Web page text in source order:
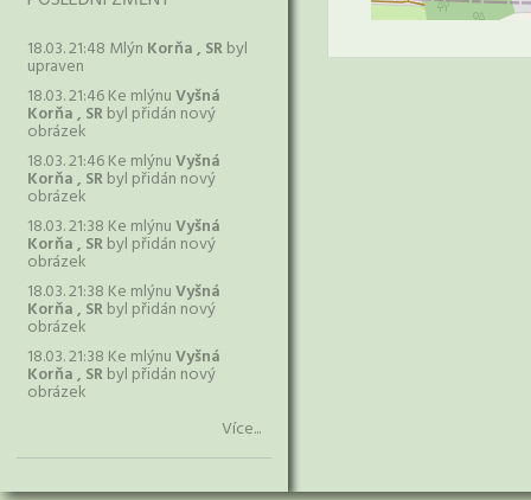
18.03. 21:48 Mlýn Korňa , SRbyl
upraven
18.03. 21:46 Ke mlýnuVyšná
Korňa , SRbyl přidán nový
obrázek
18.03. 21:46 Ke mlýnuVyšná
Korňa , SRbyl přidán nový
obrázek
18.03. 21:38 Ke mlýnuVyšná
Korňa , SRbyl přidán nový
obrázek
18.03. 21:38 Ke mlýnuVyšná
Korňa , SRbyl přidán nový
obrázek
18.03. 21:38 Ke mlýnuVyšná
Korňa , SRbyl přidán nový
obrázek
Více...